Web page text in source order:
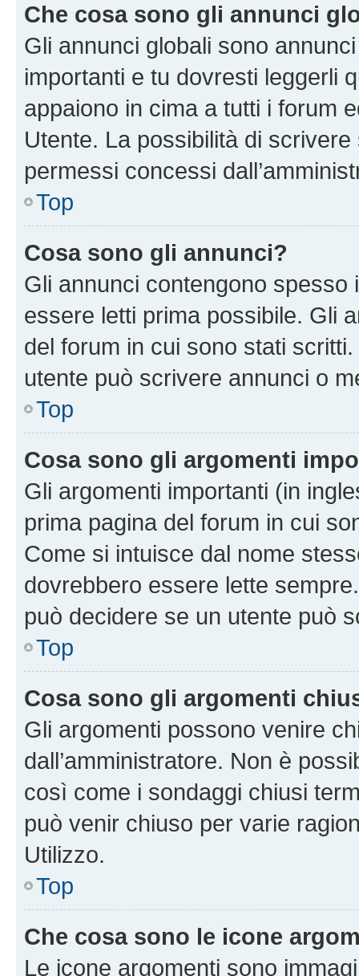
Che cosa sono gli annunci
Gli annunci globali sono
importanti e tu dovresti leggerli
appaiono in cima a tutti i forum
Utente. La possibilità di
permessi concessi
Top
Cosa sono gli annunci?
Gli annunci contengono
essere letti prima possibile. Gli
del forum in cui sono stati
utente può scrivere annunci o
Top
Cosa sono gli argomenti
Gli argomenti importanti (in
prima pagina del forum in cui
Come si intuisce dal nome
dovrebbero essere lette
può decidere se un utente può
Top
Cosa sono gli argomenti
Gli argomenti possono venire
dall’amministratore. Non è
così come i sondaggi chiusi
può venir chiuso per varie
Utilizzo.
Top
Che cosa sono le icone
Le icone argomenti sono